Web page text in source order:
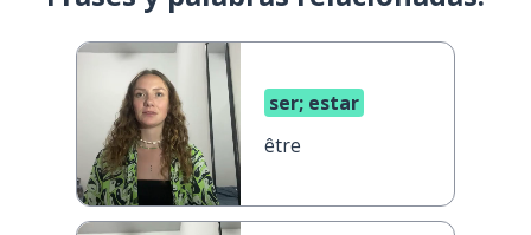
ser; estar
être